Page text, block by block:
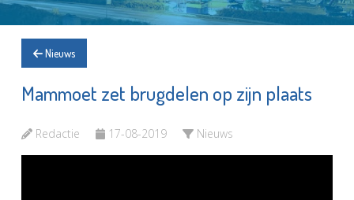
Nieuws
Mammoet zet brugdelen op zijn plaats
Redactie 17-08-2019 Nieuws